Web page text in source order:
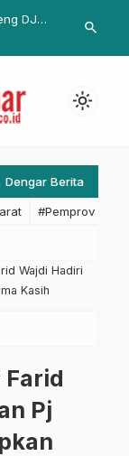
Gelar Musda ke
Maju dan Sejahtera
search
light_mode
Dengar Berita
#Pemprov
Wajdi Hadiri
Kasih
Farid
Pj